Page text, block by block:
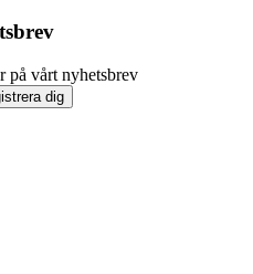
på vårt nyhetsbrev
dig